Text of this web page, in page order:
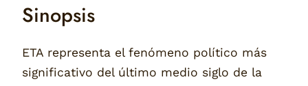
Sinopsis
ETA representa el fenómeno político más
significativo del último medio siglo de la